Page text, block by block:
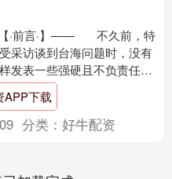
言·】—— 不久前，特
采访谈到台海问题时，没有
发表一些强硬且不负责任的
出乎意料地表示：解决这
APP下载
分类：好牛配资